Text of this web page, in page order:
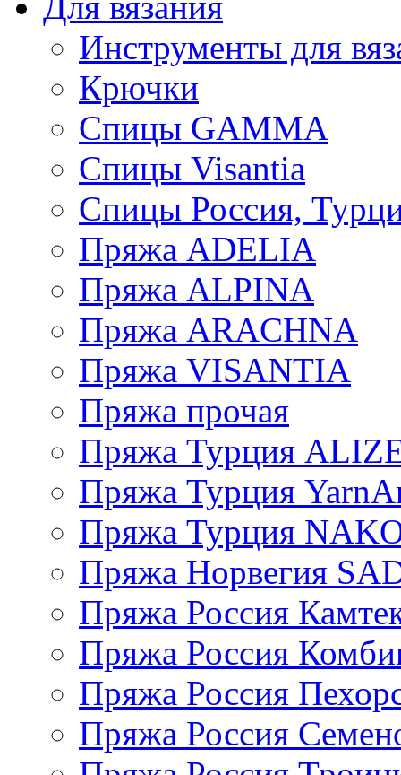
Инструменты для
Крючки
Спицы GAMMA
Спицы Visantia
Спицы Россия,
Пряжа ADELIA
Пряжа ALPINA
Пряжа ARACHNA
Пряжа VISANTIA
Пряжа прочая
Пряжа Турция
Пряжа Турция
Пряжа Турция
Пряжа Норвегия
Пряжа Россия
Пряжа Россия
Пряжа Россия
Пряжа Россия